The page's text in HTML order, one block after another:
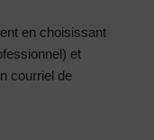
en choisissant
et
courriel de